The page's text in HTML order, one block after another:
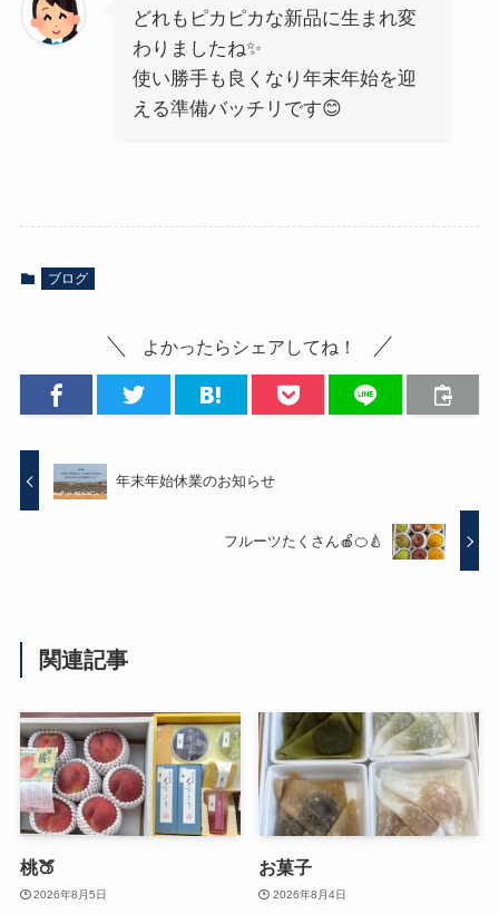
どれもピカピカな新品に生まれ変
わりましたね✨
使い勝手も良くなり年末年始を迎
える準備バッチリです😊
ブログ
よかったらシェアしてね！
年末年始休業のお知らせ
フルーツたくさん🍎🍊🍐
関連記事
桃🍑
2026年8月5日
お菓子
2026年8月4日